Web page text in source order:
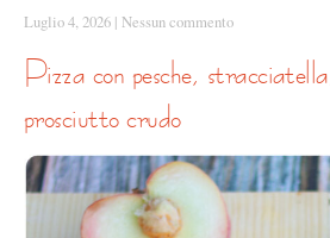
Luglio 4, 2026 | Nessun commento
pizza con pesche, stracciatella, rucola e
prosciutto crudo